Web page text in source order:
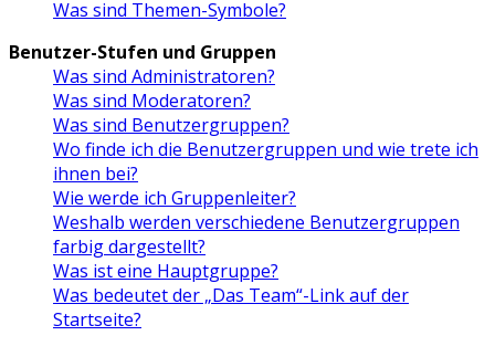
Was sind Themen-Symbole?
Benutzer-Stufen und Gruppen
Was sind Administratoren?
Was sind Moderatoren?
Was sind Benutzergruppen?
Wo finde ich die Benutzergruppen und wie trete ich
ihnen bei?
Wie werde ich Gruppenleiter?
Weshalb werden verschiedene Benutzergruppen
farbig dargestellt?
Was ist eine Hauptgruppe?
Was bedeutet der „Das Team“-Link auf der
Startseite?